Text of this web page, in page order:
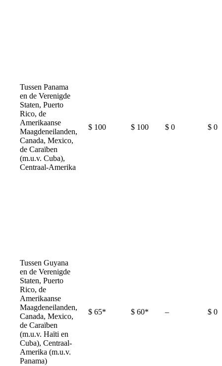
Tussen Panama
en de Verenigde
Staten, Puerto
Rico, de
Amerikaanse
Maagdeneilanden,
Canada, Mexico,
de Caraïben
(m.u.v. Cuba),
Centraal-Amerika
$ 100 $ 100 $ 0 $ 0
Tussen Guyana
en de Verenigde
Staten, Puerto
Rico, de
Amerikaanse
Maagdeneilanden,
Canada, Mexico,
de Caraïben
(m.u.v. Haïti en
Cuba), Centraal-
Amerika (m.u.v.
Panama)
$ 65* $ 60* –Not
$ 0